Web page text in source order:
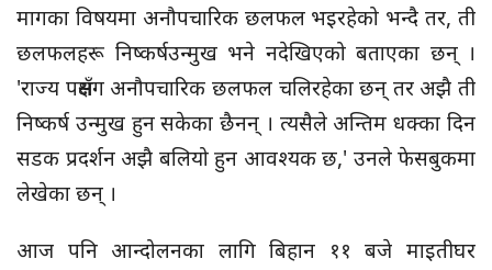
मागका विषयमा अनौपचारिक छलफल भइरहेको भन्दै तर, ती
छलफलहरू निष्कर्षउन्मुख भने नदेखिएको बताएका छन् ।
'राज्य पक्षसँग अनौपचारिक छलफल चलिरहेका छन् तर अझै ती
निष्कर्ष उन्मुख हुन सकेका छैनन् । त्यसैले अन्तिम धक्का दिन
सडक प्रदर्शन अझै बलियो हुन आवश्यक छ,' उनले फेसबुकमा
लेखेका छन् ।
आज पनि आन्दोलनका लागि बिहान ११ बजे माइतीघर